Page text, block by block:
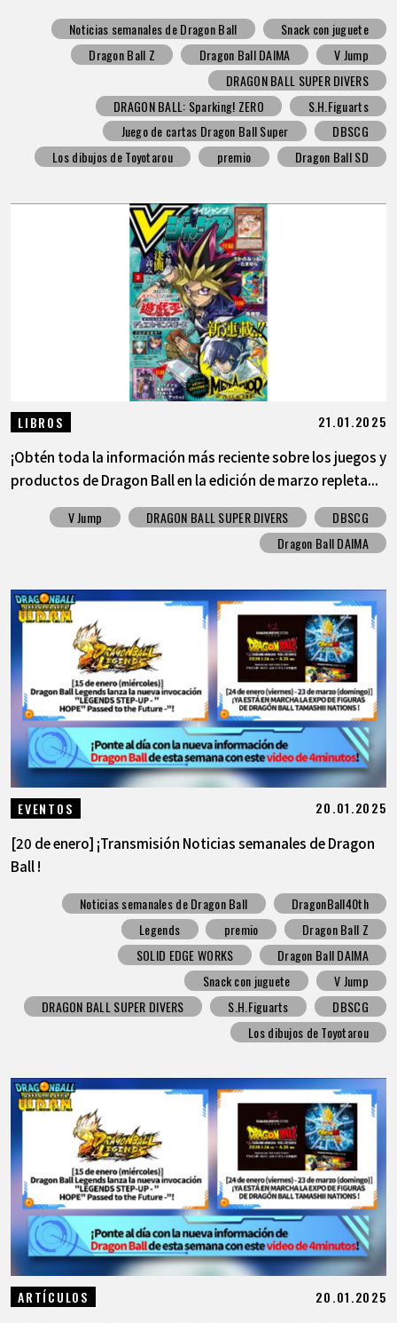
Noticias semanales de Dragon Ball
Snack con juguete
Dragon Ball Z
Dragon Ball DAIMA
V Jump
DRAGON BALL SUPER DIVERS
DRAGON BALL: Sparking! ZERO
S.H.Figuarts
Juego de cartas Dragon Ball Super
DBSCG
Los dibujos de Toyotarou
premio Dragon Ball SD
LIBROS 21.01.2025
¡Obtén toda la información más reciente sobre los juegos y
productos de Dragon Ball en la edición de marzo repleta...
V Jump DRAGON BALL SUPER DIVERS
DBSCG
Dragon Ball DAIMA
EVENTOS 20.01.2025
[20 de enero] ¡Transmisión Noticias semanales de Dragon
Ball !
Noticias semanales de Dragon Ball
DragonBall40th
Legends
premio
Dragon Ball Z
SOLID EDGE WORKS
Dragon Ball DAIMA
Snack con juguete
V Jump
DRAGON BALL SUPER DIVERS
S.H.Figuarts
DBSCG
Los dibujos de Toyotarou
ARTÍCULOS 20.01.2025